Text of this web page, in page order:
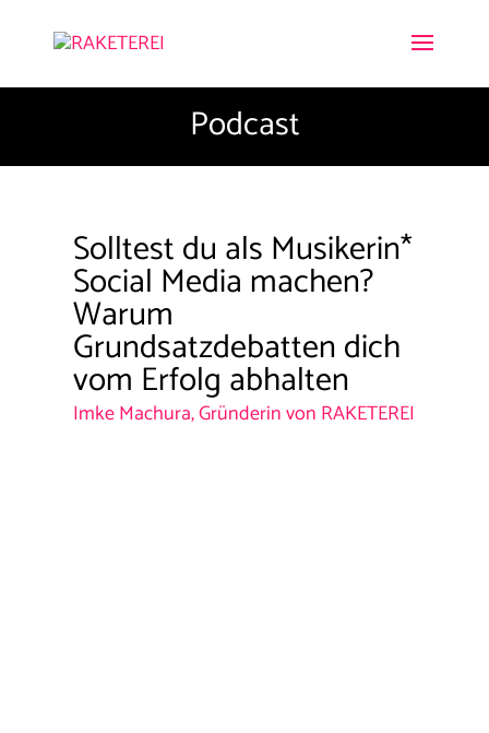
Podcast
Solltest du als Musikerin*
Social Media machen?
Warum
Grundsatzdebatten dich
vom Erfolg abhalten
Imke Machura, Gründerin von RAKETEREI